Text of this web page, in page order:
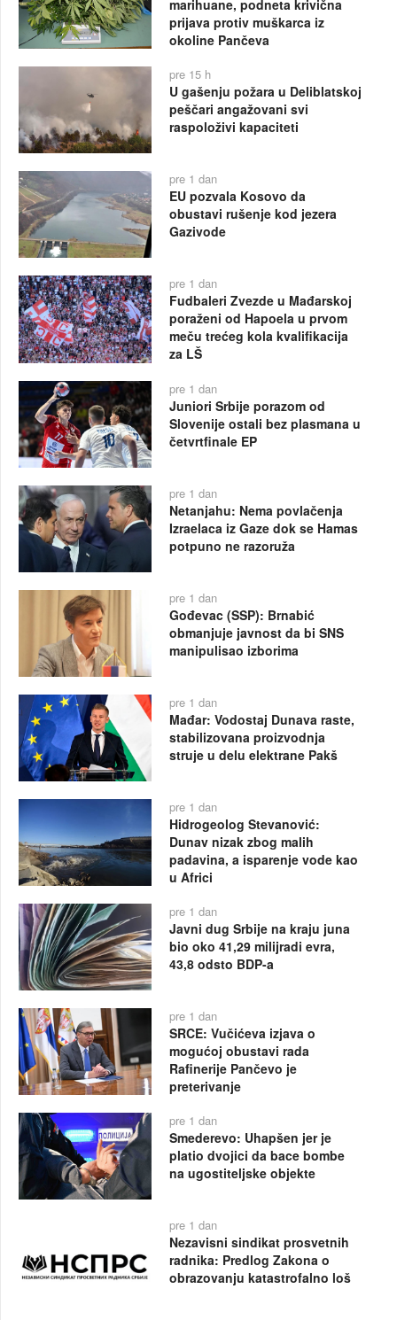
marihuane, podneta krivična
prijava protiv muškarca iz
okoline Pančeva
pre 15 h
U gašenju požara u Deliblatskoj
peščari angažovani svi
raspoloživi kapaciteti
pre 1 dan
EU pozvala Kosovo da
obustavi rušenje kod jezera
Gazivode
pre 1 dan
Fudbaleri Zvezde u Mađarskoj
poraženi od Hapoela u prvom
meču trećeg kola kvalifikacija
za LŠ
pre 1 dan
Juniori Srbije porazom od
Slovenije ostali bez plasmana u
četvrtfinale EP
pre 1 dan
Netanjahu: Nema povlačenja
Izraelaca iz Gaze dok se Hamas
potpuno ne razoruža
pre 1 dan
Gođevac (SSP): Brnabić
obmanjuje javnost da bi SNS
manipulisao izborima
pre 1 dan
Mađar: Vodostaj Dunava raste,
stabilizovana proizvodnja
struje u delu elektrane Pakš
pre 1 dan
Hidrogeolog Stevanović:
Dunav nizak zbog malih
padavina, a isparenje vode kao
u Africi
pre 1 dan
Javni dug Srbije na kraju juna
bio oko 41,29 milijradi evra,
43,8 odsto BDP-a
pre 1 dan
SRCE: Vučićeva izjava o
mogućoj obustavi rada
Rafinerije Pančevo je
preterivanje
pre 1 dan
Smederevo: Uhapšen jer je
platio dvojici da bace bombe
na ugostiteljske objekte
pre 1 dan
Nezavisni sindikat prosvetnih
radnika: Predlog Zakona o
obrazovanju katastrofalno loš